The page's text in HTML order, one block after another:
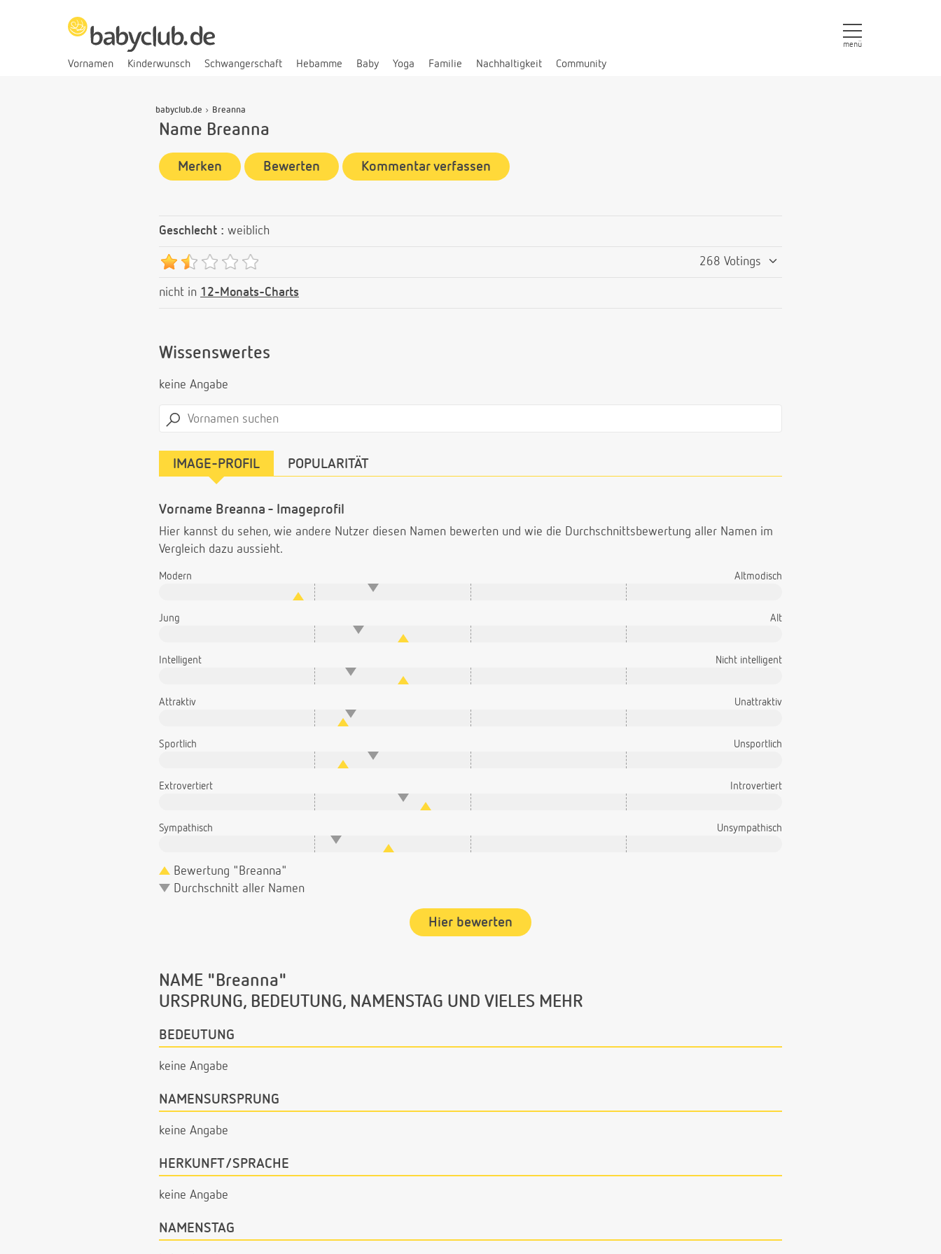
Vornamen Kinderwunsch Schwangerschaft Hebamme Baby Yoga Familie Nachhaltigkeit Community
menü
babyclub.de Breanna
Name Breanna
Merken Bewerten Kommentar verfassen
Geschlecht : weiblich
268 Votings
nicht in 12-Monats-Charts
Wissenswertes
keine Angabe
IMAGE-PROFIL POPULARITÄT
Vorname Breanna - Imageprofil
Hier kannst du sehen, wie andere Nutzer diesen Namen bewerten und wie die Durchschnittsbewertung aller Namen im
Vergleich dazu aussieht.
Modern Altmodisch
Jung Alt
Intelligent Nicht intelligent
Attraktiv Unattraktiv
Sportlich Unsportlich
Extrovertiert Introvertiert
Sympathisch Unsympathisch
Bewertung "Breanna"
Durchschnitt aller Namen
Hier bewerten
NAME "Breanna"
URSPRUNG, BEDEUTUNG, NAMENSTAG UND VIELES MEHR
BEDEUTUNG
keine Angabe
NAMENSURSPRUNG
keine Angabe
HERKUNFT/SPRACHE
keine Angabe
NAMENSTAG